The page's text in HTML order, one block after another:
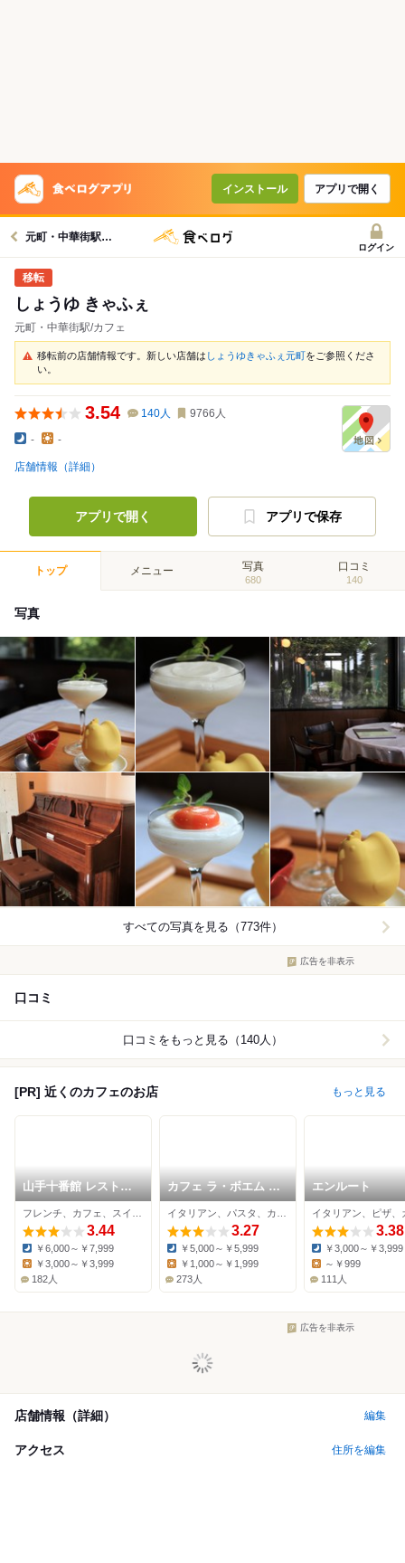
インストール アプリで開く
元町・中華街駅グルメへ
ログイン
しょうゆ きゃふぇ
元町・中華街駅/カフェ
移転前の店舗情報です。新しい店舗は しょうゆきゃふぇ元町をご参照くださ
い。
3.54 140人 9766 人
- -
店舗情報（詳細）
アプリで開く アプリで保存
トップ メニュー 写真
680
口コミ
140
写真
すべての写真を見る（773件）
広告を非表示
口コミ
口コミをもっと見る（140人）
[PR] 近くのカフェのお店 もっと見る
山手十番館 レストラ
ン＆カフェ
3.44
Dinner:
￥6,000～￥7,999
￥3,000～￥3,999
182人
カフェ ラ・ボエム 元
町中華街
3.27
Dinner:
￥5,000～￥5,999
￥1,000～￥1,999
273人
エンルート
イタリアン、ピザ、
3.38
Dinner:
￥3,000～￥3,999
～￥999
111人
広告を非表示
店舗情報（詳細） 編集
アクセス 住所を編集